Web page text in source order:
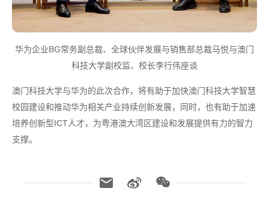
华为企业BG常务副总裁、全球伙伴发展与销售部总裁马悦与澳门
科技大学副校监、校长李行伟座谈
澳门科技大学与华为的此次合作，将有助于加快澳门科技大学智慧
校园建设和推动华为相关产业持续创新发展，同时，也有助于加速
培养创新型ICT人才，为粤港澳大湾区建设和发展提供有力的智力
支撑。